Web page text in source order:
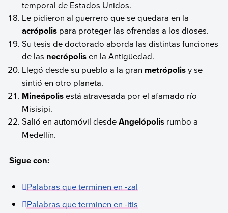
temporal de Estados Unidos.
Le pidieron al guerrero que se quedara en la
acrópolis para proteger las ofrendas a los dioses.
Su tesis de doctorado aborda las distintas funciones
de las necrópolisen la Antigüedad.
Llegó desde su pueblo a la gran metrópolisy se
sintió en otro planeta.
Mineápolisestá atravesada por el afamado río
Misisipi.
Salió en automóvil desdeAngelópolis rumbo a
Medellín.
Sigue con:
Palabras que terminen en -zal
Palabras que terminen en -itis